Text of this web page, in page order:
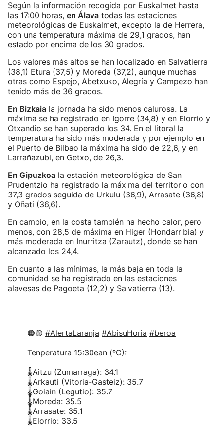
Según la información recogida por Euskalmet hasta
las 17:00 horas, en Álava todas las estaciones
meteorológicas de Euskalmet, excepto la de Herrera,
con una temperatura máxima de 29,1 grados, han
estado por encima de los 30 grados.
Los valores más altos se han localizado en Salvatierra
(38,1) Etura (37,5) y Moreda (37,2), aunque muchas
otras como Espejo, Abetxuko, Alegría y Campezo han
tenido más de 36 grados.
En Bizkaia la jornada ha sido menos calurosa. La
máxima se ha registrado en Igorre (34,8) y en Elorrio y
Otxandio se han superado los 34. En el litoral la
temperatura ha sido más moderada y por ejemplo en
el Puerto de Bilbao la máxima ha sido de 22,6, y en
Larrañazubi, en Getxo, de 26,3.
En Gipuzkoa la estación meteorológica de San
Prudentzio ha registrado la máxima del territorio con
37,3 grados seguida de Urkulu (36,9), Arrasate (36,8)
y Oñati (36,6).
En cambio, en la costa también ha hecho calor, pero
menos, con 28,5 de máxima en Higer (Hondarribia) y
más moderada en Inurritza (Zarautz), donde se han
alcanzado los 24,4.
En cuanto a las mínimas, la más baja en toda la
comunidad se ha registrado en las estaciones
alavesas de Pagoeta (12,2) y Salvatierra (13).
🟠🟡 #AlertaLaranja #AbisuHoria #beroa
Tenperatura 15:30ean (ºC):
🌡Aitzu (Zumarraga): 34.1
🌡Arkauti (Vitoria-Gasteiz): 35.7
🌡Goiain (Legutio): 35.7
🌡Moreda: 35.5
🌡Arrasate: 35.1
🌡Elorrio: 33.5